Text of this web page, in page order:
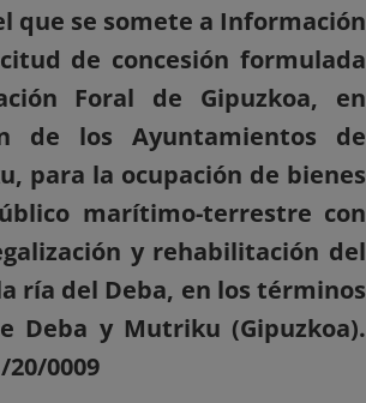
que se somete a Información
de concesión formulada
Foral de Gipuzkoa, en
de los Ayuntamientos de
para la ocupación de bienes
marítimo-terrestre con
y rehabilitación del
ría del Deba, en los términos
Deba y Mutriku (Gipuzkoa).
20/0009